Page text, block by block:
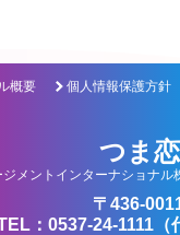
概要 個人情報保護方針
つま
メントインターナショナル
〒436-
：0537-24-1111（